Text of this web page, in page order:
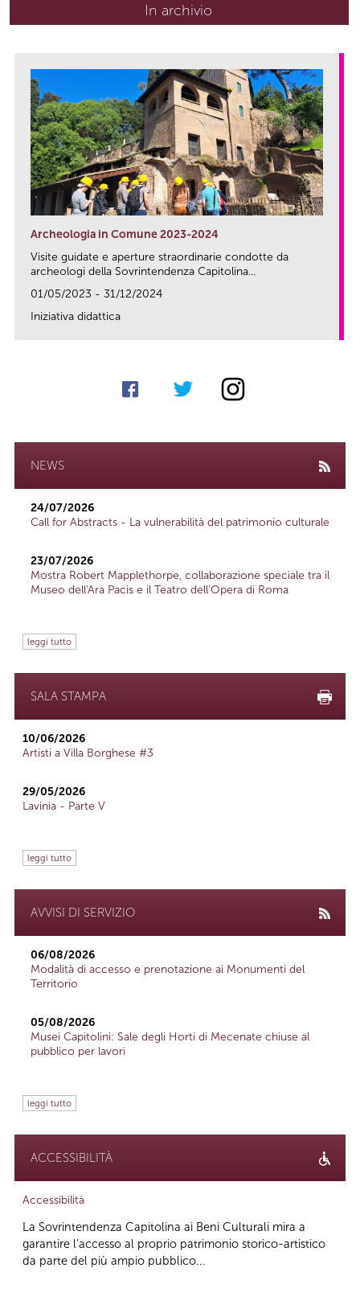
In archivio
Archeologia in Comune 2023-2024
Visite guidate e aperture straordinarie condotte da
archeologi della Sovrintendenza Capitolina...
01/05/2023 - 31/12/2024
Iniziativa didattica
NEWS
24/07/2026
Call for Abstracts - La vulnerabilità del patrimonio culturale
23/07/2026
Mostra Robert Mapplethorpe, collaborazione speciale tra il
Museo dell'Ara Pacis e il Teatro dell'Opera di Roma
leggi tutto
SALA STAMPA
10/06/2026
Artisti a Villa Borghese #3
29/05/2026
Lavinia - Parte V
leggi tutto
AVVISI DI SERVIZIO
06/08/2026
Modalità di accesso e prenotazione ai Monumenti del
Territorio
05/08/2026
Musei Capitolini: Sale degli Horti di Mecenate chiuse al
pubblico per lavori
leggi tutto
ACCESSIBILITÀ
Accessibilità
La Sovrintendenza Capitolina ai Beni Culturali mira a
garantire l’accesso al proprio patrimonio storico-artistico
da parte del più ampio pubblico...